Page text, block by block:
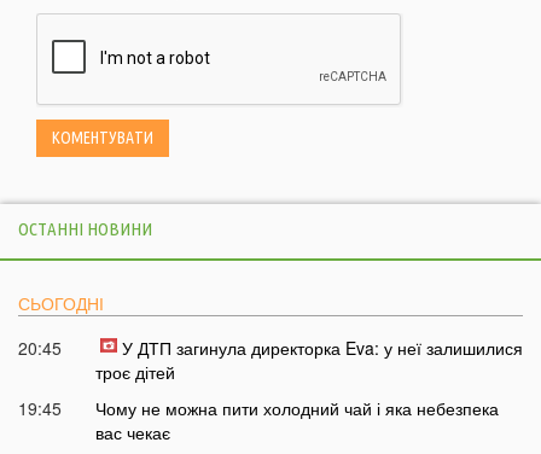
ОСТАННІ НОВИНИ
СЬОГОДНІ
20:45
У ДТП загинула директорка Eva: у неї залишилися
троє дітей
19:45
Чому не можна пити холодний чай і яка небезпека
вас чекає